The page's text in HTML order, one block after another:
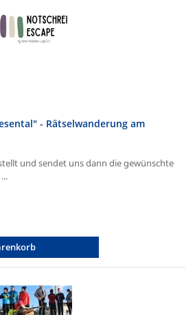
- Rätselwanderung am
und sendet uns dann die gewünschte